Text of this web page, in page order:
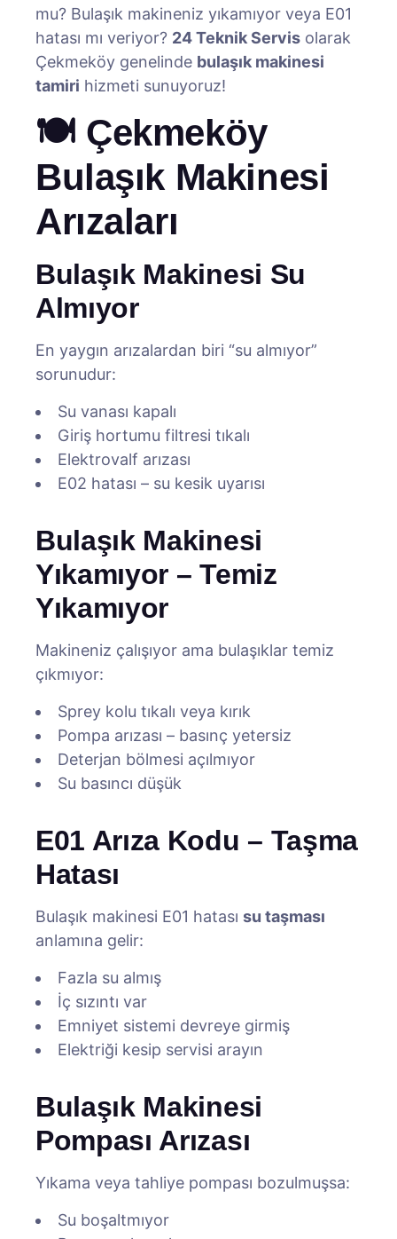
mu? Bulaşık makineniz yıkamıyor veya E01
hatası mı veriyor? 24 Teknik Servis olarak
Çekmeköy genelinde bulaşık makinesi
tamiri hizmeti sunuyoruz!
🍽️ Çekmeköy
Bulaşık Makinesi
Arızaları
Bulaşık Makinesi Su
Almıyor
En yaygın arızalardan biri “su almıyor”
sorunudur:
Su vanası kapalı
Giriş hortumu filtresi tıkalı
Elektrovalf arızası
E02 hatası – su kesik uyarısı
Bulaşık Makinesi
Yıkamıyor – Temiz
Yıkamıyor
Makineniz çalışıyor ama bulaşıklar temiz
çıkmıyor:
Sprey kolu tıkalı veya kırık
Pompa arızası – basınç yetersiz
Deterjan bölmesi açılmıyor
Su basıncı düşük
E01 Arıza Kodu – Taşma
Hatası
Bulaşık makinesi E01 hatası su taşması
anlamına gelir:
Fazla su almış
İç sızıntı var
Emniyet sistemi devreye girmiş
Elektriği kesip servisi arayın
Bulaşık Makinesi
Pompası Arızası
Yıkama veya tahliye pompası bozulmuşsa:
Su boşaltmıyor